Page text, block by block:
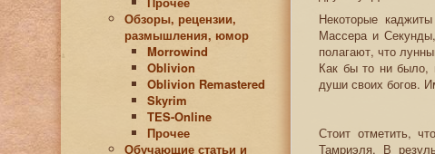
Обзоры, рецензии,
размышления, юмор
Morrowind
Oblivion
Oblivion Remastered
Skyrim
TES-Online
Прочее
Обучающие статьи и
Некоторые
Массера и
полагают, что
Как бы то ни было,
души своих богов.
Стоит отметить,
Тамриэля. В